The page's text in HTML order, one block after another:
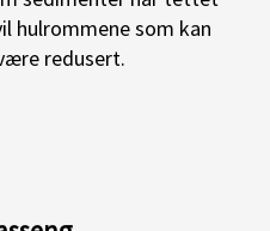
hulrommene som kan
redusert.